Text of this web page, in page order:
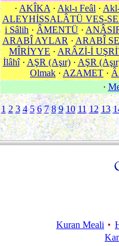
· AKÎKA · Akl-ı Feâl ·
ALEYHİSSALÂTÜ VES-
i Sâlih · ÂMENTÜ ·
ARABÎ AYLAR · ARABÎ
MÎRİYYE · ARÂZİ-İ
İlâhî· AŞR (Aşır)· AŞR
Olmak · AZAMET ·
·
1 2 3 4 5 6 7 8 9 10 11 12 13
Kuran Meali